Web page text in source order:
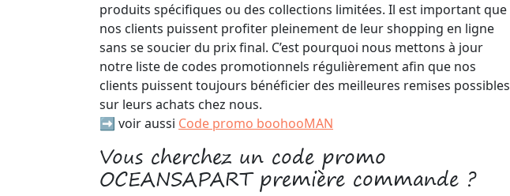
produits spécifiques ou des collections limitées. Il est important que
nos clients puissent profiter pleinement de leur shopping en ligne
sans se soucier du prix final. C’est pourquoi nous mettons à jour
notre liste de codes promotionnels régulièrement afin que nos
clients puissent toujours bénéficier des meilleures remises possibles
sur leurs achats chez nous.
➡️ voir aussi Code promo boohooMAN
Vous cherchez un code promo
OCEANSAPART première commande ?